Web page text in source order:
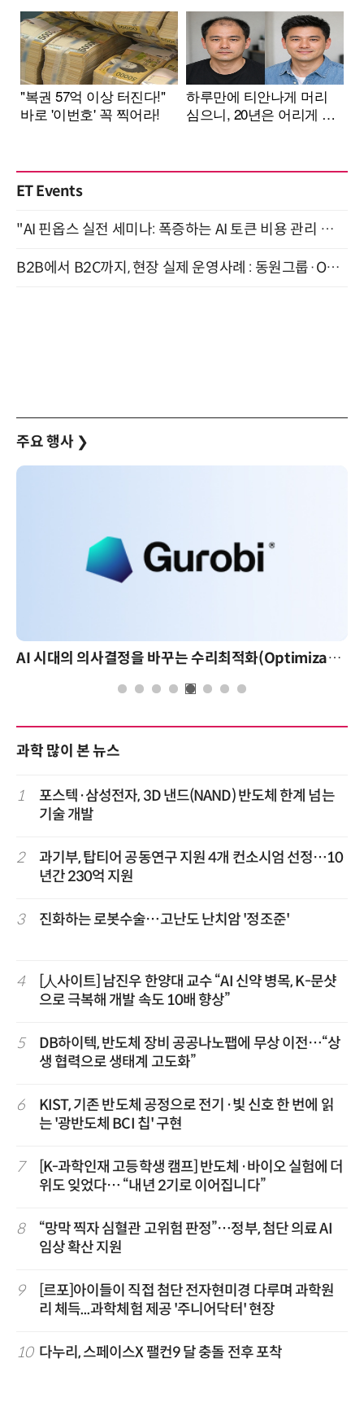
ET Events
"AI 핀옵스 실전 세미나: 폭증하는 AI 토큰 비용 관리 전략" 8월 21일 개최
B2B에서 B2C까지, 현장 실제 운영사례 : 동원그룹·OCI·다이닝브랜즈그룹·당근 (8/27)
주요 행사 ❯
AI 시대의 의사결정을 바꾸는 수리최적화(Optimization): 실제 산업 적용 사례와 활용 전략
과학 많이 본 뉴스
1
포스텍·삼성전자, 3D 낸드(NAND) 반도체 한계 넘는
기술 개발
2
과기부, 탑티어 공동연구 지원 4개 컨소시엄 선정…10
년간 230억 지원
3 진화하는 로봇수술…고난도 난치암 '정조준'
4
[人사이트] 남진우 한양대 교수 “AI 신약 병목, K-문샷
으로 극복해 개발 속도 10배 향상”
5
DB하이텍, 반도체 장비 공공나노팹에 무상 이전…“상
생 협력으로 생태계 고도화”
6
KIST, 기존 반도체 공정으로 전기·빛 신호 한 번에 읽
는 '광반도체 BCI 칩' 구현
7
[K-과학인재 고등학생 캠프] 반도체·바이오 실험에 더
위도 잊었다… “내년 2기로 이어집니다”
8
“망막 찍자 심혈관 고위험 판정”…정부, 첨단 의료 AI
임상 확산 지원
9
[르포]아이들이 직접 첨단 전자현미경 다루며 과학원
리 체득...과학체험 제공 '주니어닥터' 현장
10 다누리, 스페이스X 팰컨9 달 충돌 전후 포착